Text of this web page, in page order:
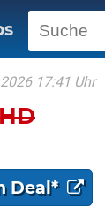
17:41 Uhr
Deal*